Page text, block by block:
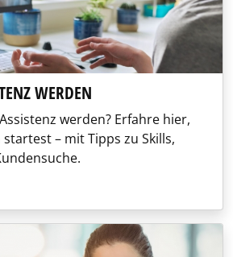
WERDEN
werden? Erfahre hier,
– mit Tipps zu Skills,